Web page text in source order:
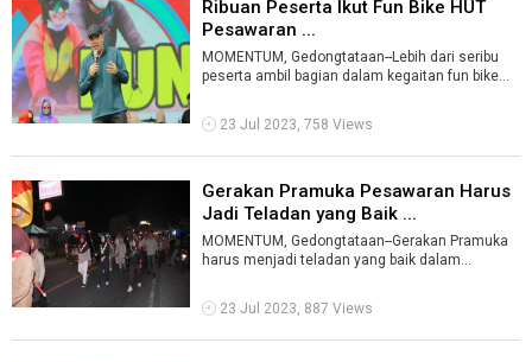
Ribuan Peserta Ikut Fun Bike HUT
Pesawaran ...
MOMENTUM, Gedongtataan--Lebih dari seribu
peserta ambil bagian dalam kegaitan fun bike
23 Jul 2023, 758 Views
Gerakan Pramuka Pesawaran Harus
Jadi Teladan yang Baik ...
MOMENTUM, Gedongtataan--Gerakan Pramuka
harus menjadi teladan yang baik dalam
dengan te ...
23 Jul 2023, 887 Views